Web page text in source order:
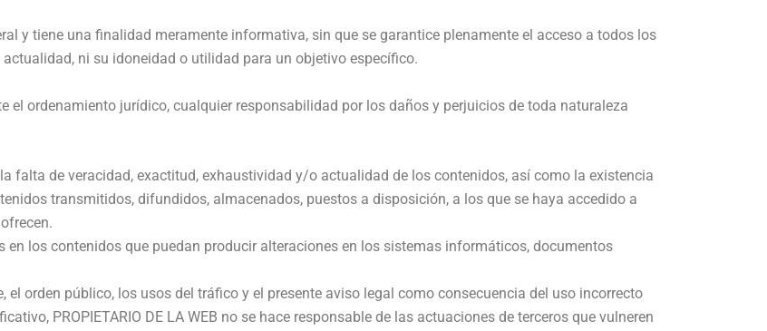
y tiene una finalidad meramente informativa, sin que se garantice plenamente el acceso a todos los
ni su idoneidad o utilidad para un objetivo específico.
el ordenamiento jurídico, cualquier responsabilidad por los daños y perjuicios de toda naturaleza
falta de veracidad, exactitud, exhaustividad y/o actualidad de los contenidos, así como la existencia
transmitidos, difundidos, almacenados, puestos a disposición, a los que se haya accedido a
en los contenidos que puedan producir alteraciones en los sistemas informáticos, documentos
el orden público, los usos del tráfico y el presente aviso legal como consecuencia del uso incorrecto
PROPIETARIO DE LA WEB no se hace responsable de las actuaciones de terceros que vulneren